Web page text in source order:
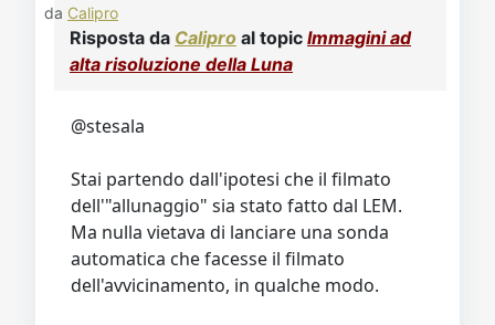
da Calipro
Risposta da Calipro al topic Immagini ad
alta risoluzione della Luna
@stesala
Stai partendo dall'ipotesi che il filmato
dell'"allunaggio" sia stato fatto dal LEM.
Ma nulla vietava di lanciare una sonda
automatica che facesse il filmato
dell'avvicinamento, in qualche modo.